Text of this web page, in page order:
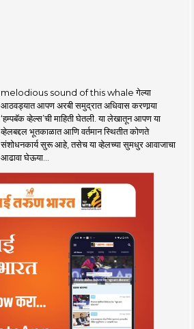
melodious sound of this whale गेल्या
आठवड्यात आपण अरबी समुद्रात अधिवास करणार्‍या
‘हम्पबॅक व्हेल्स’ची माहिती घेतली. या लेखातून आपण या
व्हेलबद्दल भूतकाळात आणि वर्तमान स्थितीत कोणते
संशोधनकार्य सुरू आहे, तसेच या व्हेलच्या सुमधुर आवाजाचा
आढावा घेऊया...